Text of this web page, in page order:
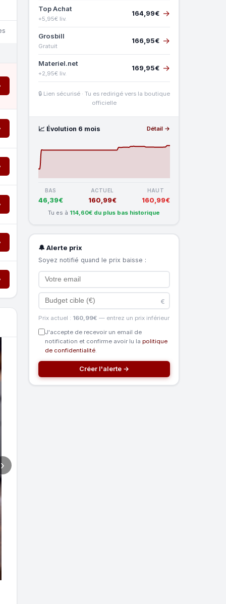
›
Top Achat
+5,95€ liv.
164,99€ →
Grosbill
Gratuit
166,95€ →
Materiel.net
+2,95€ liv.
169,95€ →
🔒 Lien sécurisé · Tu es redirigé vers la boutique
officielle
📈 Évolution 6 mois Détail →
BAS
46,39€
ACTUEL
160,99€
HAUT
160,99€
Tu es à 114,60€ du plus bas historique
🔔 Alerte prix
Soyez notifié quand le prix baisse :
€
Prix actuel : 160,99€ — entrez un prix inférieur
J'accepte de recevoir un email de
notification et confirme avoir lu la politique
de confidentialité.
Créer l'alerte →